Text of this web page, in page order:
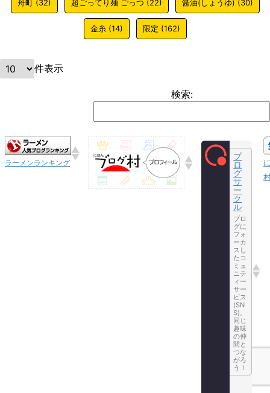
舟町(32) 超ごってり麺 ごっつ (22) 醤油(しょうゆ) (30)
金糸(14) 限定 (162)
件表示
検索:
ラーメンランキング
ブ
ロ
グ
サ
ー
ク
ル
ブロ
グに
フォ
ーカ
スし
たコ
ミュ
ニテ
ィー
サー
ビス
(SN
S)。
同じ
趣味
の仲
間と
つな
がろ
う！